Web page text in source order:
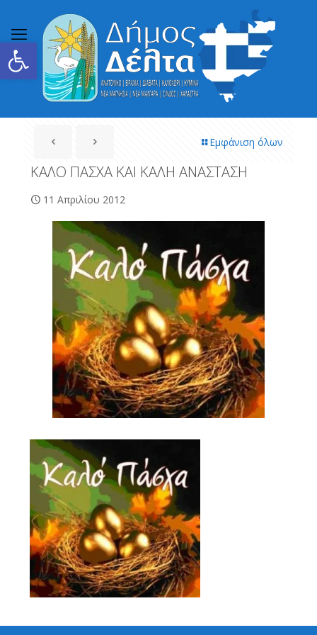
Ανοίξτε τη γραμμή εργαλείων
Εμφάνιση όλων
ΚΑΛΟ ΠΑΣΧΑ ΚΑΙ ΚΑΛΗ ΑΝΑΣΤΑΣΗ
11 Απριλίου 2012